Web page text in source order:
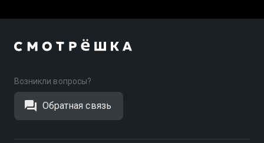
Возникли вопросы?
Обратная связь